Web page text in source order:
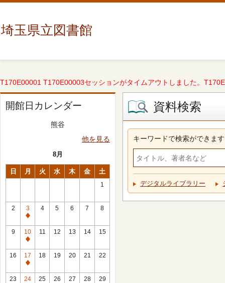
埼玉県立図書館
T170E00001 T170E00003セッションがタイムアウトしました。
開館日カレンダー
熊谷
他を見る
8月
日 月 火 水 木 金 土
1
2
3
休
館
日
4 5 6 7 8
9
10
休
館
日
11 12 13 14 15
16
17
休
館
18 19 20 21 22
23
24
25 26 27 28 29
資料検索
キーワードで検索ができます
デジタルライブラリー